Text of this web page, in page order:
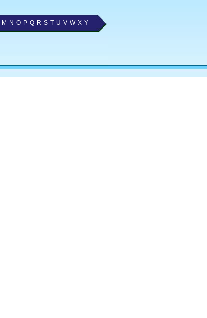
M N O P Q R S T U V W X Y